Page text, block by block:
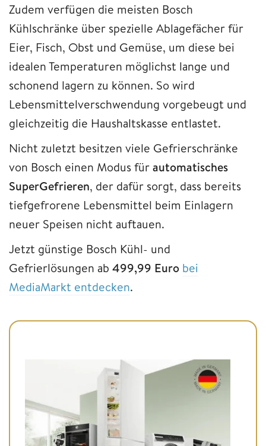
Zudem verfügen die meisten Bosch
Kühlschränke über spezielle Ablagefächer für
Eier, Fisch, Obst und Gemüse, um diese bei
idealen Temperaturen möglichst lange und
schonend lagern zu können. So wird
Lebensmittelverschwendung vorgebeugt und
gleichzeitig die Haushaltskasse entlastet.
Nicht zuletzt besitzen viele Gefrierschränke
von Bosch einen Modus fürautomatisches
SuperGefrieren, der dafür sorgt, dass bereits
tiefgefrorene Lebensmittel beim Einlagern
neuer Speisen nicht auftauen.
Jetzt günstige Bosch Kühl- und
Gefrierlösungen ab 499,99 Euro bei
MediaMarkt entdecken.